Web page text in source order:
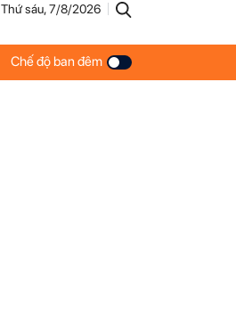
Thứ sáu, 7/8/2026
Chế độ ban đêm